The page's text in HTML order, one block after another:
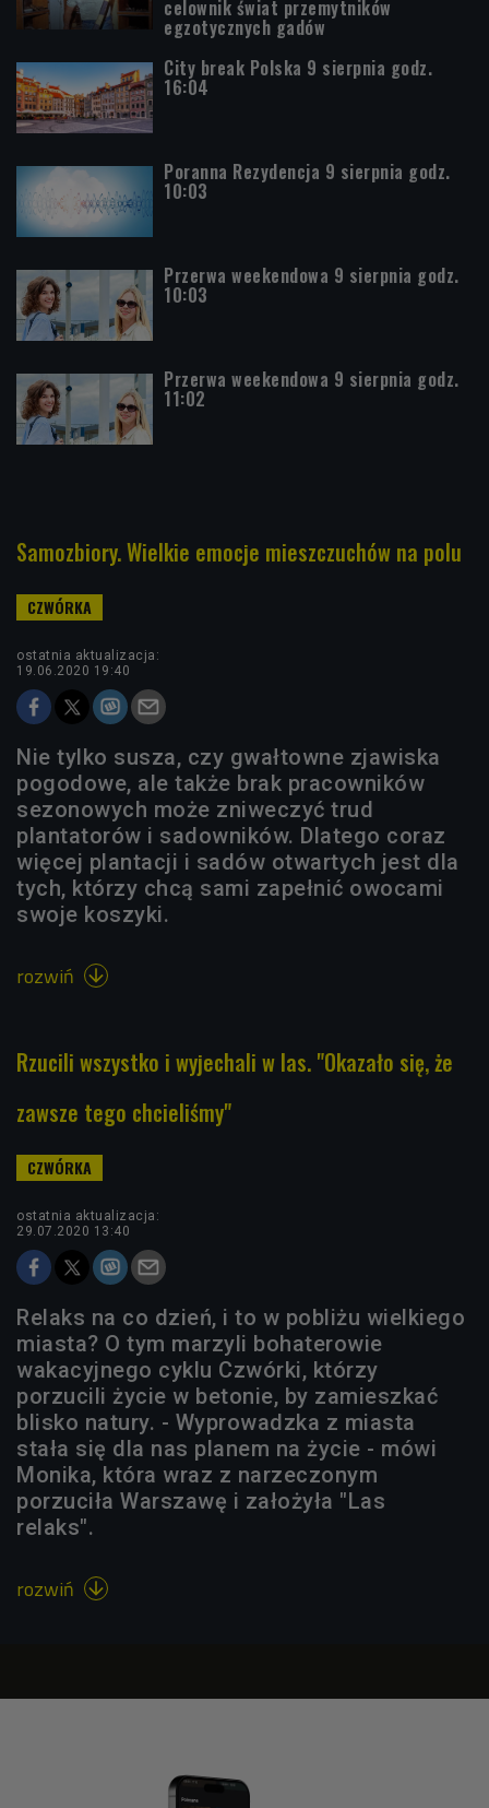
celownik świat przemytników
egzotycznych gadów
City break Polska 9 sierpnia godz.
16:04
Poranna Rezydencja 9 sierpnia godz.
10:03
Przerwa weekendowa 9 sierpnia godz.
10:03
Przerwa weekendowa 9 sierpnia godz.
11:02
Samozbiory. Wielkie emocje mieszczuchów na polu
ostatnia aktualizacja:
19.06.2020 19:40
Nie tylko susza, czy gwałtowne zjawiska
pogodowe, ale także brak pracowników
sezonowych może zniweczyć trud
plantatorów i sadowników. Dlatego coraz
więcej plantacji i sadów otwartych jest dla
tych, którzy chcą sami zapełnić owocami
swoje koszyki.
rozwiń 
Rzucili wszystko i wyjechali w las. "Okazało się, że
zawsze tego chcieliśmy"
ostatnia aktualizacja:
29.07.2020 13:40
Relaks na co dzień, i to w pobliżu wielkiego
miasta? O tym marzyli bohaterowie
wakacyjnego cyklu Czwórki, którzy
porzucili życie w betonie, by zamieszkać
blisko natury. - Wyprowadzka z miasta
stała się dla nas planem na życie - mówi
Monika, która wraz z narzeczonym
porzuciła Warszawę i założyła "Las
relaks".
rozwiń 